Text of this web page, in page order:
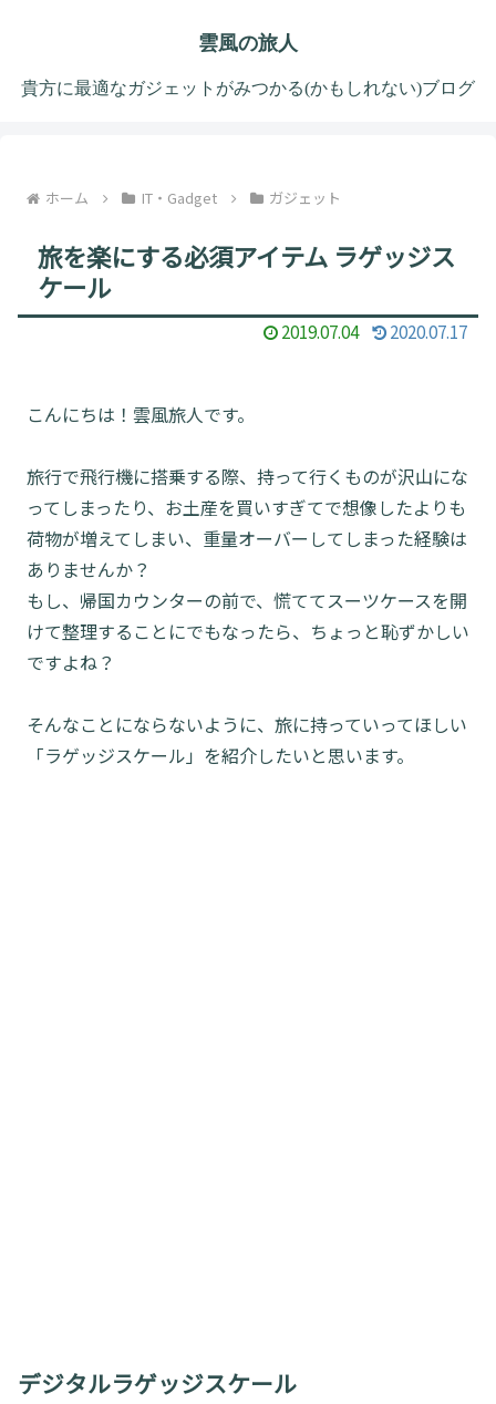
雲風の旅人
貴方に最適なガジェットがみつかる(かもしれない)ブログ
ホーム IT・Gadget ガジェット
旅を楽にする必須アイテム ラゲッジス
ケール
2019.07.04 2020.07.17
こんにちは！雲風旅人です。
旅行で飛行機に搭乗する際、持って行くものが沢山にな
ってしまったり、お土産を買いすぎてで想像したよりも
荷物が増えてしまい、重量オーバーしてしまった経験は
ありませんか？
もし、帰国カウンターの前で、慌ててスーツケースを開
けて整理することにでもなったら、ちょっと恥ずかしい
ですよね？
そんなことにならないように、旅に持っていってほしい
「ラゲッジスケール」を紹介したいと思います。
デジタルラゲッジスケール